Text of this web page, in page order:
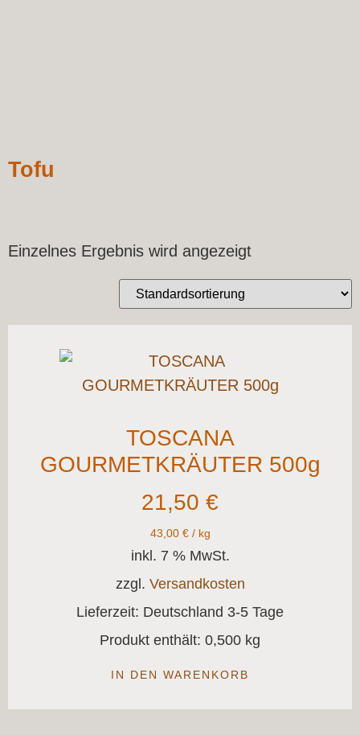
Tofu
Einzelnes Ergebnis wird angezeigt
TOSCANA
GOURMETKRÄUTER 500g
21,50 €
43,00 €/ kg
inkl. 7 % MwSt.
zzgl. Versandkosten
Lieferzeit: Deutschland 3-5 Tage
Produkt enthält: 0,500 kg
IN DEN WARENKORB